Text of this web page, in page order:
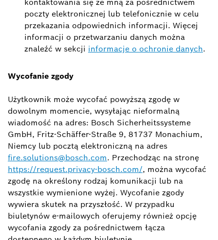
kontaktowania się ze mną za pośrednictwem
poczty elektronicznej lub telefonicznie w celu
przekazania odpowiednich informacji. Więcej
informacji o przetwarzaniu danych można
znaleźć w sekcji informacje o ochronie danych.
Wycofanie zgody
Użytkownik może wycofać powyższą zgodę w
dowolnym momencie, wysyłając nieformalną
wiadomość na adres: Bosch Sicherheitssysteme
GmbH, Fritz-Schäffer-Straße 9, 81737 Monachium,
Niemcy lub pocztą elektroniczną na adres
fire.solutions@bosch.com. Przechodząc na stronę
https://request.privacy-bosch.com/, można wycofać
zgodę na określony rodzaj komunikacji lub na
wszystkie wymienione wyżej. Wycofanie zgody
wywiera skutek na przyszłość. W przypadku
biuletynów e-mailowych oferujemy również opcję
wycofania zgody za pośrednictwem łącza